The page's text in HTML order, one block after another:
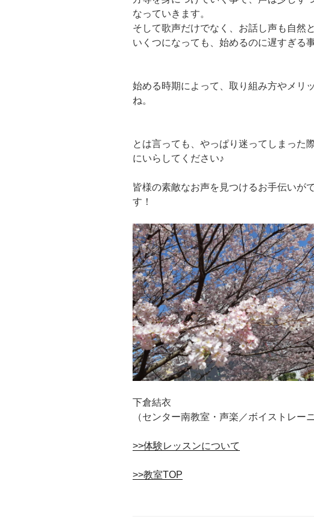
なっていきます。
そして歌声だけでなく、お話し声も自然
いくつになっても、始めるのに遅すぎる
始める時期によって、取り組み方やメリ
ね。
とは言っても、やっぱり迷ってしまった
にいらしてください♪
皆様の素敵なお声を見つけるお手伝いが
す！
下倉結衣
（センター南教室・声楽／ボイストレー
>>体験レッスンについて
>>教室TOP